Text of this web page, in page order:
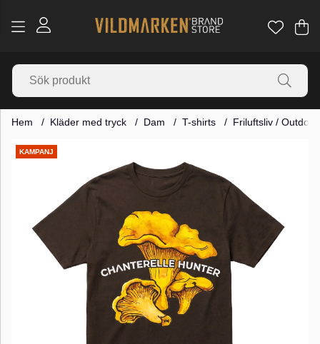
.
Hem Kläder med tryck Dam T-shirts Friluftsliv /
KAMPANJ
Produktbilder